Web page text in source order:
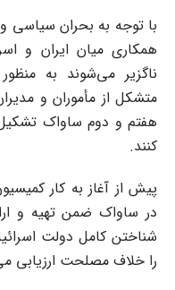
با توجه به بحران سیاسی و
همکاری میان ایران و
ناگزیر می‌شوند به
متشکل از مأموران و
هفتم و دوم ساواک
کنند.
پیش از آغاز به کار
در ساواک ضمن تهیه و
شناختن کامل دولت
را خلاف مصلحت ارزیابی